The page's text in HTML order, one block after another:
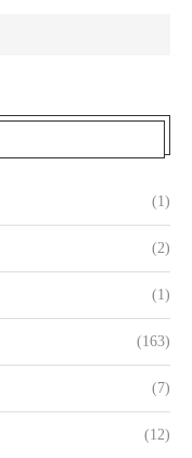
(1)
(2)
(1)
(163)
(7)
(12)